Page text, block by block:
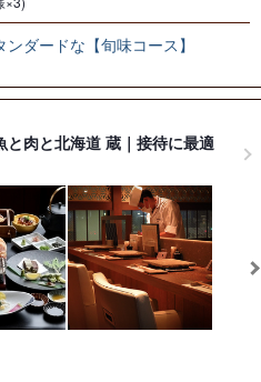
ダードな【旬味コース】
と肉と北海道 蔵｜接待に最適